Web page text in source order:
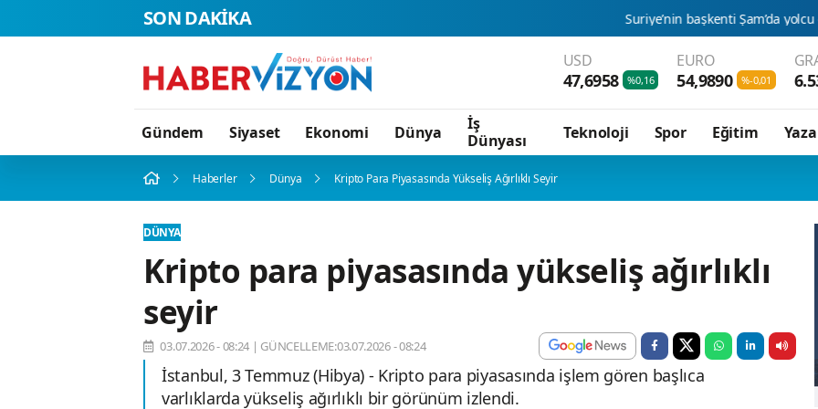
SON DAKİKA Suriye’nin başkenti Şam’da yolcu otobüsüne
USD
47,6958 %0,16
EURO
54,9890 %-0,01
Gündem Siyaset Ekonomi Dünya
İş
Dünyası
Teknoloji Spor Eğitim
Haberler Dünya Kripto Para Piyasasında Yükseliş Ağırlıklı Seyir
DÜNYA
Kripto para piyasasında yükseliş ağırlıklı
seyir
03.07.2026 - 08:24 | GÜNCELLEME:03.07.2026 - 08:24
İstanbul, 3 Temmuz (Hibya) - Kripto para piyasasında işlem gören başlıca
varlıklarda yükseliş ağırlıklı bir görünüm izlendi.